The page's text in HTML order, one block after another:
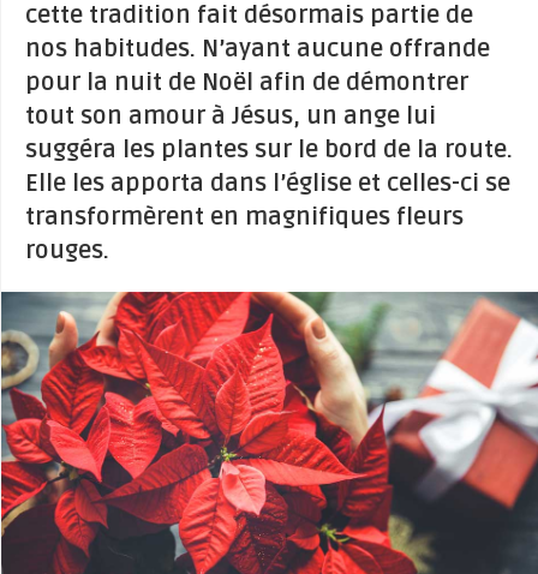
cette tradition fait désormais partie de
nos habitudes. N’ayant aucune offrande
pour la nuit de Noël afin de démontrer
tout son amour à Jésus, un ange lui
suggéra les plantes sur le bord de la route.
Elle les apporta dans l’église et celles-ci se
transformèrent en magnifiques fleurs
rouges.